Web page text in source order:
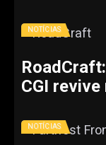
NOTÍCIAS
CGI
NOTÍCIAS